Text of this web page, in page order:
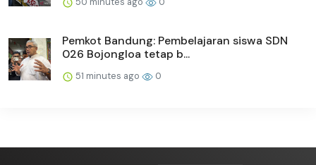
Pemkot Bandung: Pembelajaran siswa SDN
026 Bojongloa tetap b...
51 minutes ago 0